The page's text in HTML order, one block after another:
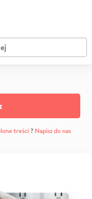
treści? Napisz do nas